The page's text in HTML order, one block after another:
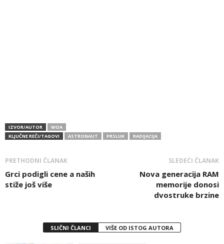
IZVOR/AUTOR
WOA
KLJUČNE REČI/TAGOVI
ASTRONAUT PRSLUK RADIJACIJA
PRETHODNI ČLANAK
Grci podigli cene a naših
stiže još više
SLEDEĆI ČLANAK
Nova generacija RAM
memorije donosi
dvostruke brzine
SLIČNI ČLANCI VIŠE OD ISTOG AUTORA